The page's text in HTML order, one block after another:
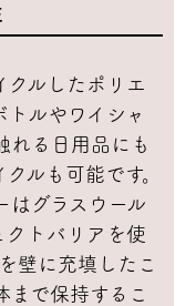
クルしたポリエ
トルやワイシャ
れる日用品にも
ルも可能です。
はグラスウール
クトバリアを使
壁に充填したこ
まで保持するこ